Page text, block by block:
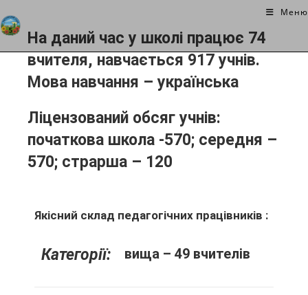
Меню
На даний час у школі працює 74
вчителя, навчається 917 учнів.
Мова навчання – українська
Ліцензований обсяг учнів:
початкова школа -570; середня –
570; страрша – 120
Якісний склад педагогічних працівників :
Категорії: вища – 49 вчителів